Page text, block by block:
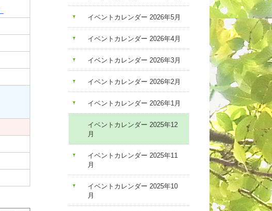
イベントカレンダー 2026年5月
イベントカレンダー 2026年4月
イベントカレンダー 2026年3月
イベントカレンダー 2026年2月
イベントカレンダー 2026年1月
イベントカレンダー 2025年12
月
イベントカレンダー 2025年11
月
イベントカレンダー 2025年10
月